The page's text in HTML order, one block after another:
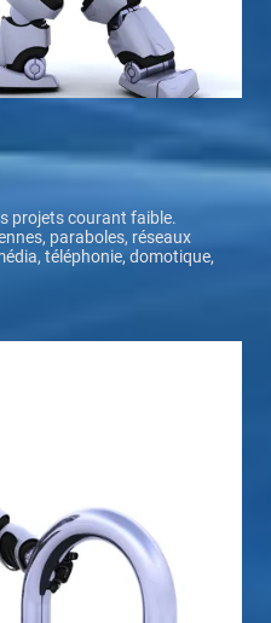
projets courant faible.
paraboles, réseaux
téléphonie, domotique,